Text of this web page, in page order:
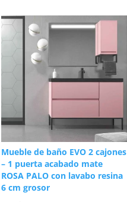
Mueble de baño EVO 2 cajones
– 1 puerta acabado mate
ROSA PALO con lavabo resina
6 cm grosor